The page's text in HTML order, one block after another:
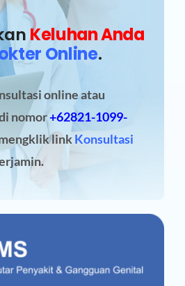
Keluhan Anda
Online.
online atau
nomor+62821-1099-
linkKonsultasi